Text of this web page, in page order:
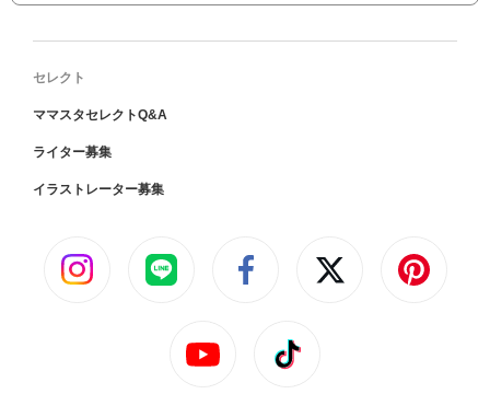
セレクト
ママスタセレクトQ&A
ライター募集
イラストレーター募集